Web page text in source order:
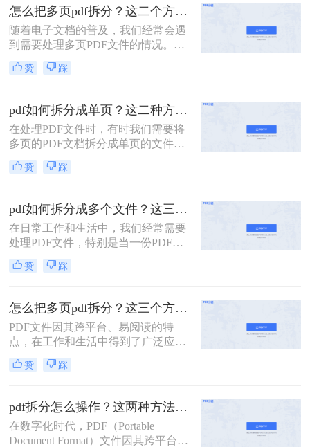
面，我将详细介绍怎么把一个大的pdf
拆分。
怎么把多页pdf拆分？这二个方法教你轻松拆分！
随着电子文档的普及，我们经常会遇
到需要处理多页PDF文件的情况。无
论是为了方便阅读或编辑，还是为了
分发文件，拆分PDF文件都是一个很
分呢？在本文中，我们将介绍一些简
单而有效的方法，帮助你快速拆分多
页PDF文件。
赞 踩
pdf如何拆分成单页？这二种方法可以有效解决你的问题！
在处理PDF文件时，有时我们需要将
多页的PDF文档拆分成单页的文件，
以便于单独查看、编辑或分享。那么
PDF如何拆分成单页呢？下面将详细
成单页文件。
赞 踩
pdf如何拆分成多个文件？这三种方法教你轻松拆分！
在日常工作和生活中，我们经常需要
处理PDF文件，特别是当一份PDF文
件内容过多，需要拆分成多个文件以
便分享、打印或存储时。本文将详细
用在线工具、专业软件以及操作系统
自带功能的方法。
赞 踩
怎么把多页pdf拆分？这三个方法教你轻松拆分！
PDF文件因其跨平台、易阅读的特
点，在工作和生活中得到了广泛应
用。然而，有时我们需要将多页的
PDF文件拆分成单独页面或多个部
么把多页pdf拆分呢？本文将介绍三种
拆分多页PDF文件的实用方法，帮助
您轻松应对各种拆分需求。
赞 踩
pdf拆分怎么操作？这两种方法简单好用！
在数字化时代，PDF（Portable
Document Format）文件因其跨平台兼